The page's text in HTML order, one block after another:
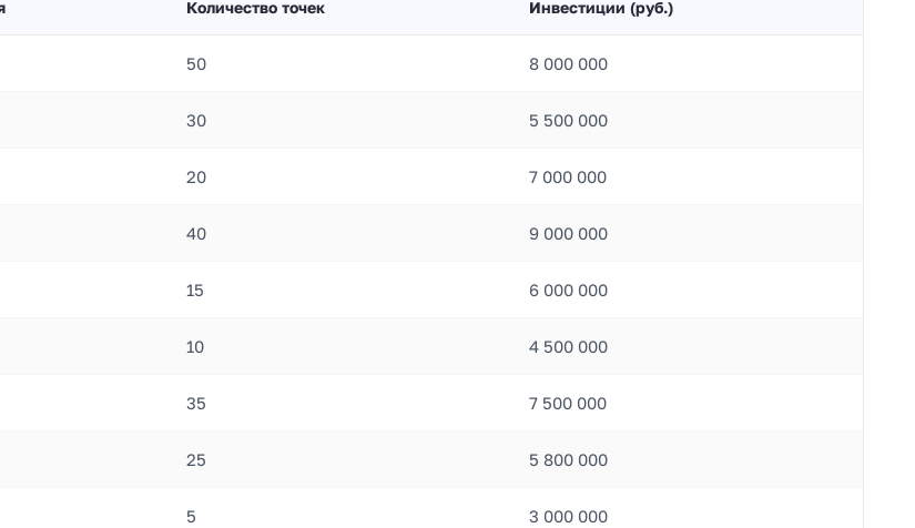
Количество точек Инвестиции (руб.)
50 8 000 000
30 5 500 000
20 7 000 000
40 9 000 000
15 6 000 000
10 4 500 000
35 7 500 000
25 5 800 000
5 3 000 000